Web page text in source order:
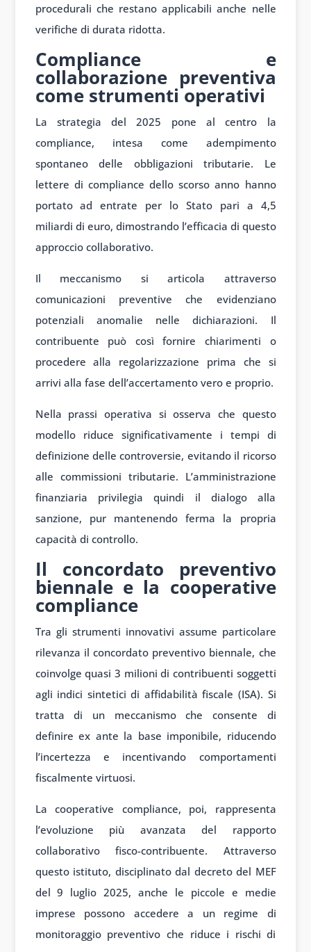
procedurali che restano applicabili anche nelle
verifiche di durata ridotta.
Compliance e
collaborazione preventiva
come strumenti operativi
La strategia del 2025 pone al centro la
compliance, intesa come adempimento
spontaneo delle obbligazioni tributarie. Le
lettere di compliance dello scorso anno hanno
portato ad entrate per lo Stato pari a 4,5
miliardi di euro, dimostrando l’efficacia di questo
approccio collaborativo.
Il meccanismo si articola attraverso
comunicazioni preventive che evidenziano
potenziali anomalie nelle dichiarazioni. Il
contribuente può così fornire chiarimenti o
procedere alla regolarizzazione prima che si
arrivi alla fase dell’accertamento vero e proprio.
Nella prassi operativa si osserva che questo
modello riduce significativamente i tempi di
definizione delle controversie, evitando il ricorso
alle commissioni tributarie. L’amministrazione
finanziaria privilegia quindi il dialogo alla
sanzione, pur mantenendo ferma la propria
capacità di controllo.
Il concordato preventivo
biennale e la cooperative
compliance
Tra gli strumenti innovativi assume particolare
rilevanza il concordato preventivo biennale, che
coinvolge quasi 3 milioni di contribuenti soggetti
agli indici sintetici di affidabilità fiscale (ISA). Si
tratta di un meccanismo che consente di
definire ex ante la base imponibile, riducendo
l’incertezza e incentivando comportamenti
fiscalmente virtuosi.
La cooperative compliance, poi, rappresenta
l’evoluzione più avanzata del rapporto
collaborativo fisco-contribuente. Attraverso
questo istituto, disciplinato dal decreto del MEF
del 9 luglio 2025, anche le piccole e medie
imprese possono accedere a un regime di
monitoraggio preventivo che riduce i rischi di